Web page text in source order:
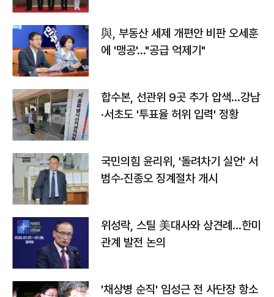
與, 부동산 세제 개편안 비판 오세훈
에 '맹공'…"공급 억제기"
합수본, 선관위 9곳 추가 압색…강남
·서초도 '투표율 허위 입력' 정황
국민의힘 윤리위, '돌려차기 실언' 서
범수·진종오 징계절차 개시
위성락, 스틸 美대사와 상견례…한미
관계 발전 논의
'채상병 순직' 임성근 전 사단장 항소